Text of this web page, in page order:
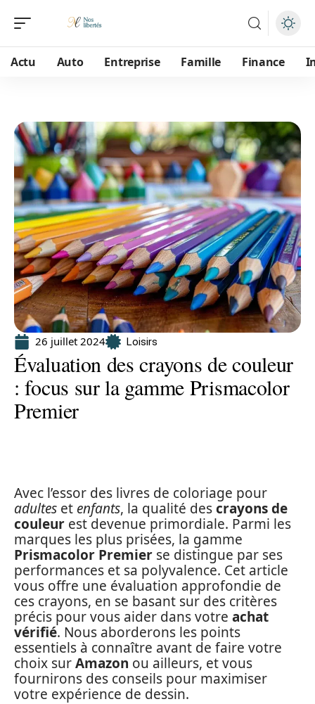
Actu Auto Entreprise Famille Finance
26 juillet 2024 Loisirs
Évaluation des crayons de couleur
: focus sur la gamme Prismacolor
Premier
Avec l’essor des livres de coloriage pour
adultes et enfants, la qualité descrayons de
couleur est devenue primordiale. Parmi les
marques les plus prisées, la gamme
Prismacolor Premier se distingue par ses
performances et sa polyvalence. Cet article
vous offre une évaluation approfondie de
ces crayons, en se basant sur des critères
précis pour vous aider dans votre achat
vérifié. Nous aborderons les points
essentiels à connaître avant de faire votre
choix surAmazon ou ailleurs, et vous
fournirons des conseils pour maximiser
votre expérience de dessin.